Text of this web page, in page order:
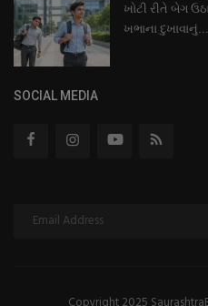
ખોટી રીતે બેગ
ખભાના દુખાવાનું...
SOCIAL MEDIA